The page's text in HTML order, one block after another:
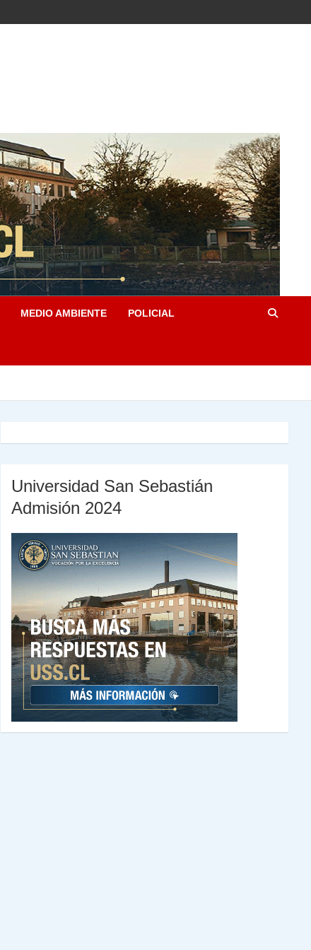
MEDIO AMBIENTE POLICIAL
Universidad San Sebastián
Admisión 2024